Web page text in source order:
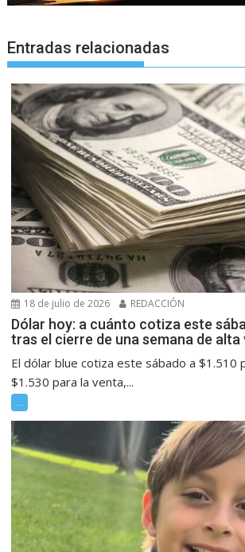
Entradas relacionadas
18 de julio de 2026 REDACCIÓN
Dólar hoy: a cuánto cotiza este
tras el cierre de una semana de
El dólar blue cotiza este sábado a $1.510
$1.530 para la venta,...